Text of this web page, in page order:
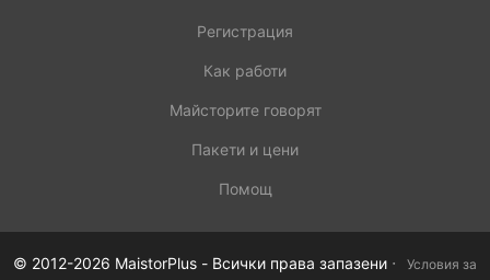
Регистрация
Как работи
Майсторите говорят
Пакети и цени
Помощ
© 2012-2026 MaistorPlus - Всички права запазени · Условия за